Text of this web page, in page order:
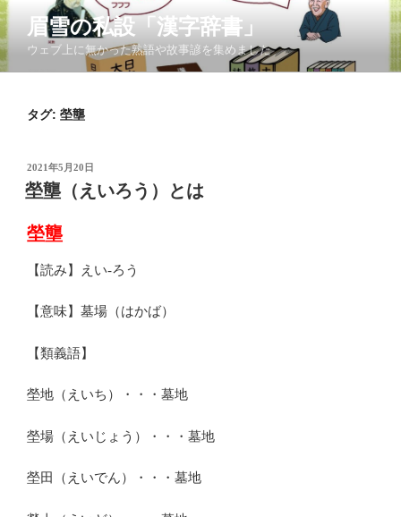
コ
ン
テ
ン
眉雪の私設「漢字辞書」
ウェブ上に無かった熟語や故事諺を集めました
タグ: 塋壟
投
稿
日:
2021年5月20日
塋壟（えいろう）とは
塋壟
【読み】えい‐ろう
【意味】墓場（はかば）
【類義語】
塋地（えいち）・・・墓地
塋場（えいじょう）・・・墓地
塋田（えいでん）・・・墓地